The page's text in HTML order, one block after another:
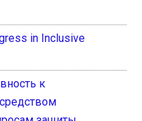
in Inclusive
к